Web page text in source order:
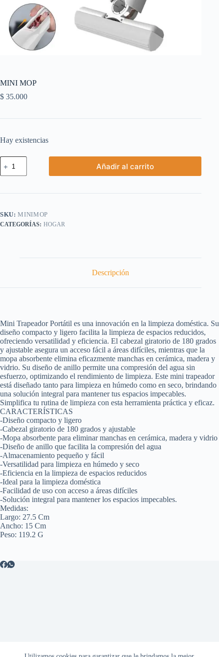
MINI MOP
$ 35.000
Hay existencias
MINI
MOP
cantidad
Añadir al carrito
SKU:MINIMOP
HOGAR
Descripción
Mini Trapeador Portátil es una innovación en la limpieza doméstica. Su
diseño compacto y ligero facilita la limpieza de espacios reducidos,
ofreciendo versatilidad y eficiencia. El cabezal giratorio de 180 grados
y ajustable asegura un acceso fácil a áreas difíciles, mientras que la
mopa absorbente elimina eficazmente manchas en cerámica, madera y
vidrio. Su diseño de anillo permite una compresión del agua sin
esfuerzo, optimizando el rendimiento de limpieza. Este mini trapeador
está diseñado tanto para limpieza en húmedo como en seco, brindando
una solución integral para mantener tus espacios impecables.
Simplifica tu rutina de limpieza con esta herramienta práctica y eficaz.
CARACTERÍSTICAS
-Diseño compacto y ligero
-Cabezal giratorio de 180 grados y ajustable
-Mopa absorbente para eliminar manchas en cerámica, madera y vidrio
-Diseño de anillo que facilita la compresión del agua
-Almacenamiento pequeño y fácil
-Versatilidad para limpieza en húmedo y seco
-Eficiencia en la limpieza de espacios reducidos
-Ideal para la limpieza doméstica
-Facilidad de uso con acceso a áreas difíciles
-Solución integral para mantener los espacios impecables.
Medidas:
Largo: 27.5 Cm
Ancho: 15 Cm
Peso: 119.2 G